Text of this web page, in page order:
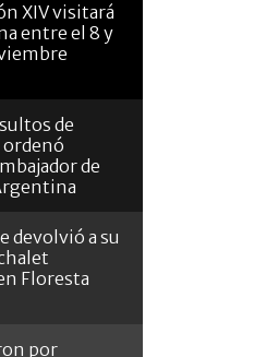
XIV visitará
entre el 8 y
de
ordenó
de
devolvió a su
Floresta
por